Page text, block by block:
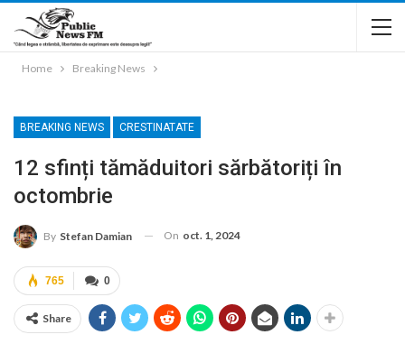
Home Breaking News
BREAKING NEWS CRESTINATATE
12 sfinți tămăduitori sărbătoriți în
octombrie
By Stefan Damian On oct. 1, 2024
0
765
Share